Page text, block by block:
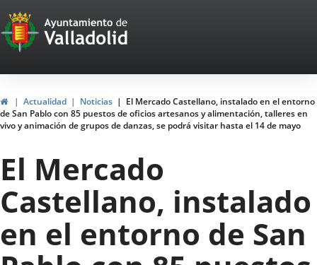
Portal
Web
del
Ayuntamiento
de
Valladolid
InicioActualidad Noticias
El Mercado Castellano, instalado en el entorno
de San Pablo con 85 puestos de oficios artesanos y alimentación, talleres en
vivo y animación de grupos de danzas, se podrá visitar hasta el 14 de mayo
El Mercado
Castellano, instalado
en el entorno de San